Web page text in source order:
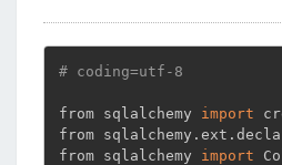
# coding=utf-8
from sqlalchemy import
from
from sqlalchemy import